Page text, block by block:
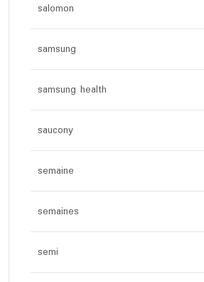
salomon
samsung
samsung health
saucony
semaine
semaines
semi